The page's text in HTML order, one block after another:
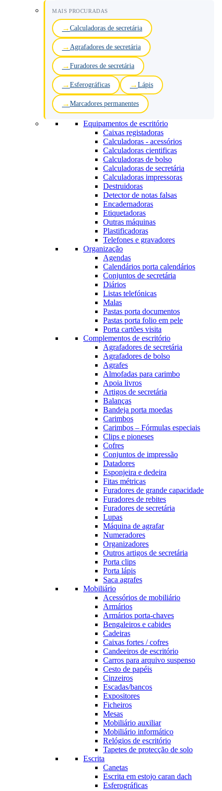
MAIS PROCURADAS
Calculadoras de secretária
Agrafadores de secretária
Furadores de secretária
Esferográficas Lápis
Marcadores permanentes
Equipamentos de escritório
Caixas registadoras
Calculadoras - acessórios
Calculadoras cientificas
Calculadoras de bolso
Calculadoras de secretária
Calculadoras impressoras
Destruidoras
Detector de notas falsas
Encadernadoras
Etiquetadoras
Outras máquinas
Plastificadoras
Telefones e gravadores
Organização
Agendas
Calendários porta calendários
Conjuntos de secretária
Diários
Listas telefónicas
Malas
Pastas porta documentos
Pastas porta folio em pele
Porta cartões visita
Complementos de escritório
Agrafadores de secretária
Agrafadores de bolso
Agrafes
Almofadas para carimbo
Apoia livros
Artigos de secretária
Balanças
Bandeja porta moedas
Carimbos
Carimbos – Fórmulas especiais
Clips e pioneses
Cofres
Conjuntos de impressão
Datadores
Esponjeira e dedeira
Fitas métricas
Furadores de grande capacidade
Furadores de rebites
Furadores de secretária
Lupas
Máquina de agrafar
Numeradores
Organizadores
Outros artigos de secretária
Porta clips
Porta lápis
Saca agrafes
Mobiliário
Acessórios de mobiliário
Armários
Armários porta-chaves
Bengaleiros e cabides
Cadeiras
Caixas fortes / cofres
Candeeiros de escritório
Carros para arquivo suspenso
Cesto de papéis
Cinzeiros
Escadas/bancos
Expositores
Ficheiros
Mesas
Mobiliário auxiliar
Mobiliário informático
Relógios de escritório
Tapetes de protecção de solo
Escrita
Canetas
Escrita em estojo caran dach
Esferográficas